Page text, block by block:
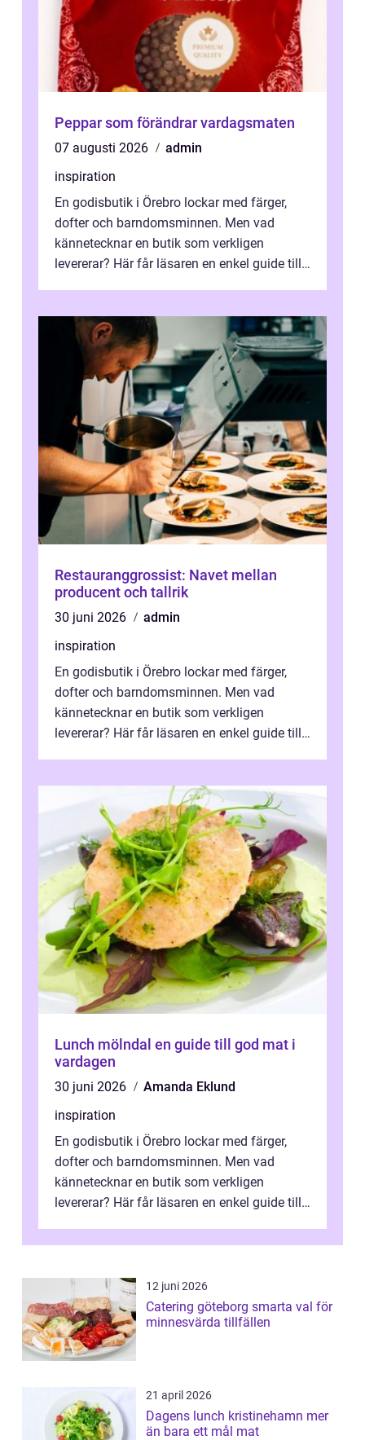
Peppar som förändrar vardagsmaten
07 augusti 2026
admin
inspiration
En godisbutik i Örebro lockar med färger,
dofter och barndomsminnen. Men vad
kännetecknar en butik som verkligen
levererar? Här får läsaren en enkel guide till
Restauranggrossist: Navet mellan
producent och tallrik
30 juni 2026
admin
inspiration
En godisbutik i Örebro lockar med färger,
dofter och barndomsminnen. Men vad
kännetecknar en butik som verkligen
levererar? Här får läsaren en enkel guide till
Lunch mölndal en guide till god mat i
vardagen
30 juni 2026
Amanda Eklund
inspiration
En godisbutik i Örebro lockar med färger,
dofter och barndomsminnen. Men vad
kännetecknar en butik som verkligen
levererar? Här får läsaren en enkel guide till
12 juni 2026
Catering göteborg smarta val för
minnesvärda tillfällen
21 april 2026
Dagens lunch kristinehamn mer
än bara ett mål mat